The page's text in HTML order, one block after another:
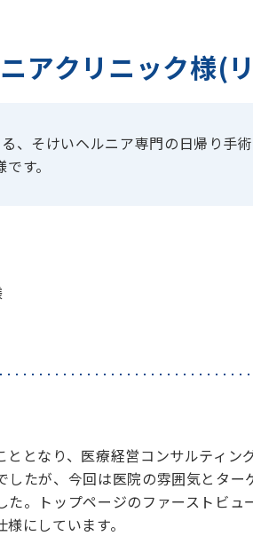
アクリニック様(
、そけいヘルニア専門の日帰り手
す。
となり、医療経営コンサルティン
たが、今回は医院の雰囲気とタ
。トップページのファーストビ
にしています。